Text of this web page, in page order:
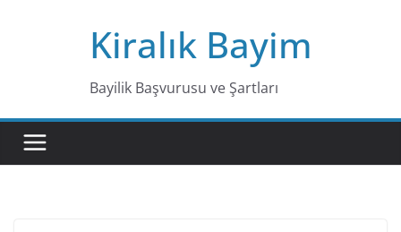
Kiralık Bayim
Bayilik Başvurusu ve Şartları